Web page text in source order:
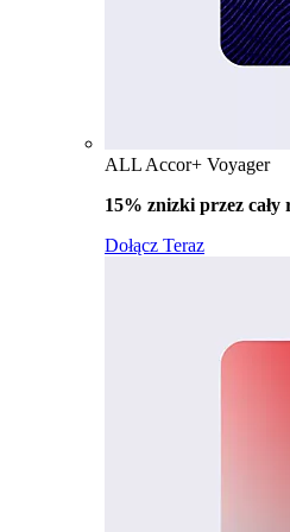
ALL Accor+ Voyager
15% znizki przez cały
Dołącz Teraz